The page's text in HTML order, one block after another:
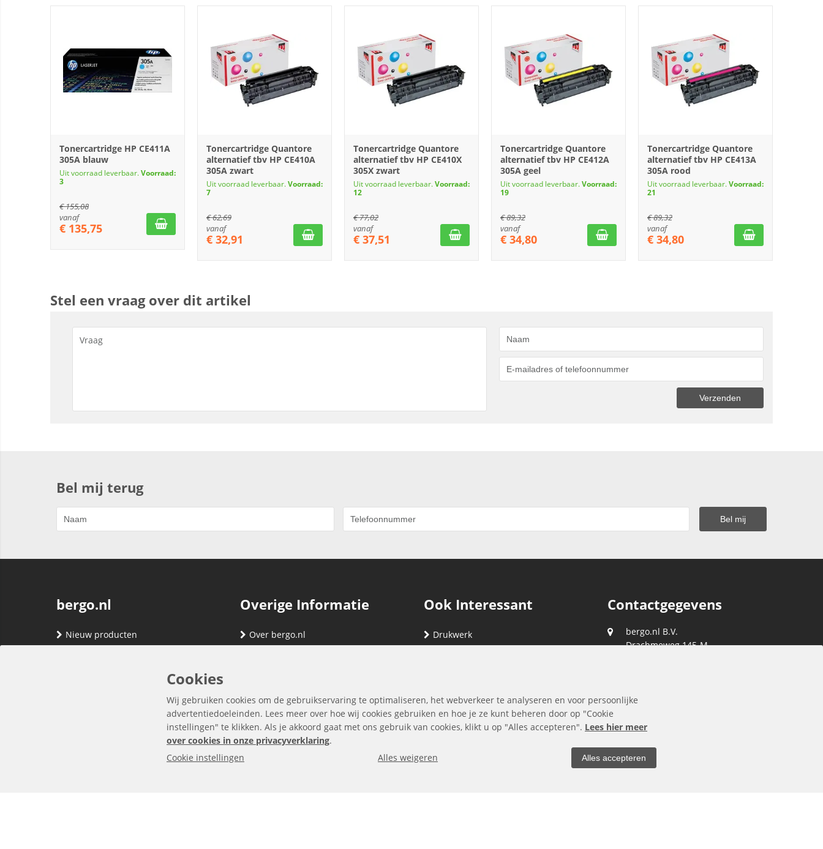
Tonercartridge HP CE411A
305A blauw
Uit voorraad leverbaar.Voorraad:
3
€155,08
vanaf
€ 135,75
Tonercartridge Quantore
alternatief tbv HP CE410A
305A zwart
Uit voorraad leverbaar.Voorraad:
7
€62,69
vanaf
€ 32,91
Tonercartridge Quantore
alternatief tbv HP CE410X
305X zwart
Uit voorraad leverbaar.Voorraad:
12
€77,02
vanaf
€ 37,51
Tonercartridge Quantore
alternatief tbv HP CE412A
305A geel
Uit voorraad leverbaar.Voorraad:
19
€89,32
vanaf
€ 34,80
Tonercartridge Quantore
alternatief tbv HP CE413A
305A rood
Uit voorraad leverbaar.Voorraad:
21
€89,32
vanaf
€ 34,80
Stel een vraag over dit artikel
Bel mij terug
bergo.nl
Nieuw producten
Overige Informatie
Over bergo.nl
Algemene Voorwaarden
Privacyverklaring
Ook Interessant
Drukwerk
Contactgegevens
bergo.nl B.V.
Drachmeweg 145-M
Cookies
Wij gebruiken cookies om de gebruikservaring te optimaliseren, het webverkeer te analyseren en voor persoonlijke
advertentiedoeleinden. Lees meer over hoe wij cookies gebruiken en hoe je ze kunt beheren door op "Cookie
instellingen" te klikken. Als je akkoord gaat met ons gebruik van cookies, klikt u op "Alles accepteren". Lees hier meer
over cookies in onze privacyverklaring.
Cookie instellingen
Alles weigeren Alles accepteren